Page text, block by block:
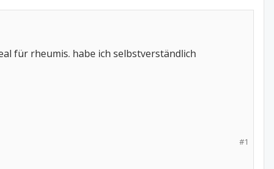
für rheumis. habe ich selbstverständlich
#1